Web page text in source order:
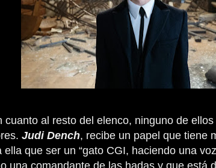
cuanto al resto del elenco, ninguno de
Judi Dench, recibe un papel que tiene
ella que ser un “gato CGI, haciendo una
una comandante de las hadas y que está